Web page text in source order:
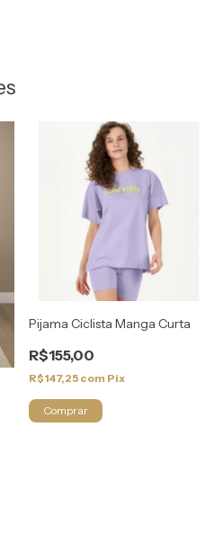
Pijama Ciclista Manga Curta
R$155,00
R$147,25 com Pix
Comprar